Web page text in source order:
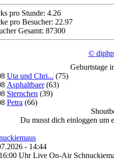
pro Stunde: 4.26
pro Besucher: 22.97
Gesamt: 87300
©
Geburtstage
Uta und Chri... (75)
Asphaltbaer(63)
Sternchen (39)
Petra (66)
Du musst dich einloggen um
- 14:44
Uhr Live On-Air